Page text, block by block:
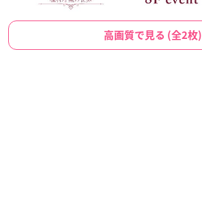
高画質で見る (全2枚)